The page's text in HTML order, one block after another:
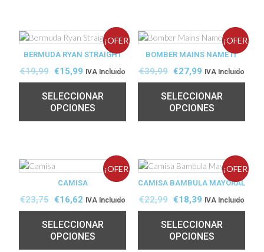
¡OFER
TA!
BERMUDA RYAN STRAIGHT
€19,99 €15,99 IVA Incluido
SELECCIONAR
OPCIONES
¡OFER
TA!
BOMBER MAINS NAME IT
€39,99 €27,99 IVA Incluido
SELECCIONAR
OPCIONES
¡OFER
TA!
CAMISA
€23,75 €16,62 IVA Incluido
SELECCIONAR
OPCIONES
¡OFER
TA!
CAMISA BAMBULA MAYORAL
€22,99 €18,39 IVA Incluido
SELECCIONAR
OPCIONES